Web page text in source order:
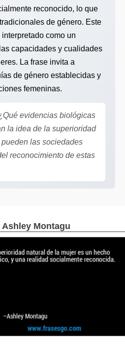
reconocido, lo que
de género. Este
como un
capacidades y cualidades
La frase invita a
de género establecidas y
femeninas.
evidencias biológicas
la idea de la superioridad
las sociedades
reconocimiento de estas
Montagu